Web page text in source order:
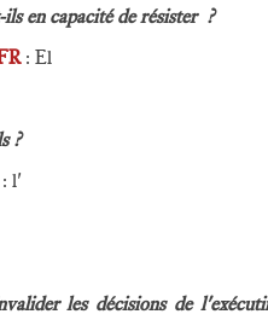
en capacité de résister ?
: El
?
l'
les décisions de